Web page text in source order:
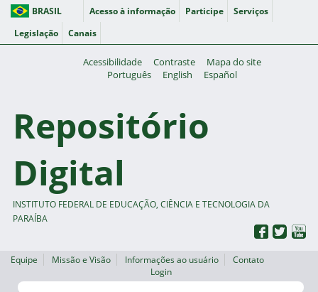
BRASIL Acesso à informação Participe
Serviços
Legislação
Canais
Acessibilidade Contraste
Mapa do site
Português
English Español
Repositório
Digital
INSTITUTO FEDERAL DE EDUCAÇÃO, CIÊNCIA E TECNOLOGIA DA
PARAÍBA
Equipe Missão e Visão Informações ao usuário
Contato
Login